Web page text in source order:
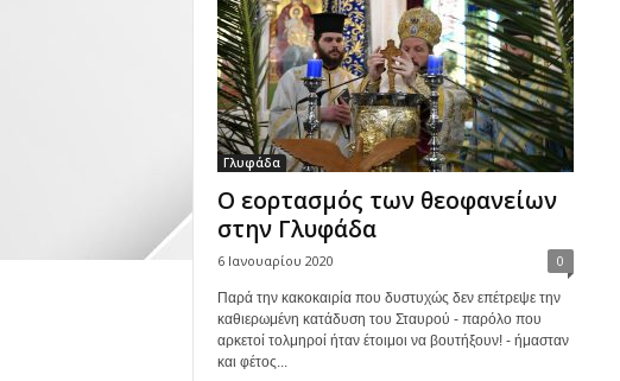
Γλυφάδα
Ο εορτασμός των θεοφανείων
στην Γλυφάδα
6 Ιανουαρίου 2020 0
Παρά την κακοκαιρία που δυστυχώς δεν επέτρεψε την
καθιερωμένη κατάδυση του Σταυρού - παρόλο που
αρκετοί τολμηροί ήταν έτοιμοι να βουτήξουν! - ήμασταν
και φέτος...